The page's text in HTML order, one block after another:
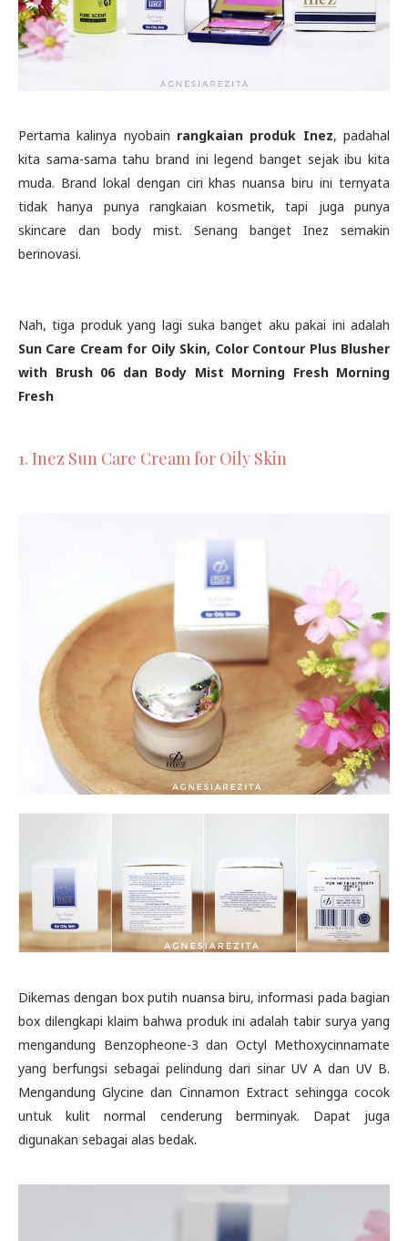
Pertama kalinya nyobain rangkaian produk Inez, padahal
kita sama-sama tahu brand ini legend banget sejak ibu kita
muda. Brand lokal dengan ciri khas nuansa biru ini ternyata
tidak hanya punya rangkaian kosmetik, tapi juga punya
skincare dan body mist. Senang banget Inez semakin
berinovasi.
Nah, tiga produk yang lagi suka banget aku pakai ini adalah
Sun Care Cream for Oily Skin, Color Contour Plus Blusher
with Brush 06 dan Body Mist Morning Fresh Morning
Fresh
1. Inez Sun Care Cream for Oily Skin
Dikemas dengan box putih nuansa biru, informasi pada bagian
box dilengkapi klaim bahwa produk ini adalah tabir surya yang
mengandung Benzopheone-3 dan Octyl Methoxycinnamate
yang berfungsi sebagai pelindung dari sinar UV A dan UV B.
Mengandung Glycine dan Cinnamon Extract sehingga cocok
untuk kulit normal cenderung berminyak. Dapat juga
digunakan sebagai alas bedak.